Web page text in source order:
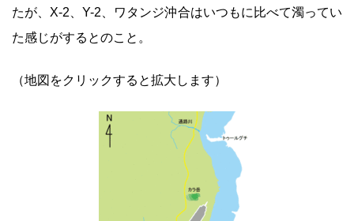
たが、X-2、Y-2、ワタンジ沖合はいつもに比べて濁ってい
た感じがするとのこと。
（地図をクリックすると拡大します）